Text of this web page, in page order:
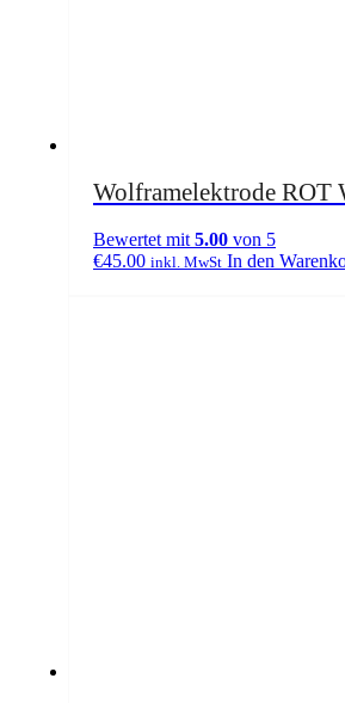
Wolframelektrode ROT
Bewertet mit5.00 von 5
€45.00 inkl. MwSt In den